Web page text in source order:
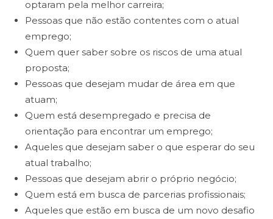
optaram pela melhor carreira;
Pessoas que não estão contentes com o atual
emprego;
Quem quer saber sobre os riscos de uma atual
proposta;
Pessoas que desejam mudar de área em que
atuam;
Quem está desempregado e precisa de
orientação para encontrar um emprego;
Aqueles que desejam saber o que esperar do seu
atual trabalho;
Pessoas que desejam abrir o próprio negócio;
Quem está em busca de parcerias profissionais;
Aqueles que estão em busca de um novo desafio